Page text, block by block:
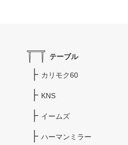
テーブル
カリモク60
KNS
イームズ
ハーマンミラー